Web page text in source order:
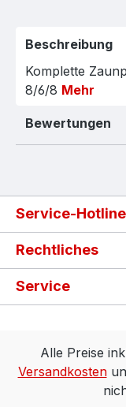
Beschreibung
Komplette
8/6/8 Mehr
Bewertungen
Service-Hotline
Rechtliches
Service
Alle Preise
Versandkosten